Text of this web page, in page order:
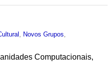
Novos Grupos
Computacionais,